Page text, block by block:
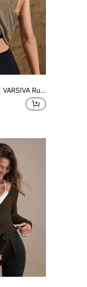
VARSIVA Rundhals Ärmellos Überkreuzung Locker Damen Sport T-Shirts & Tanktops